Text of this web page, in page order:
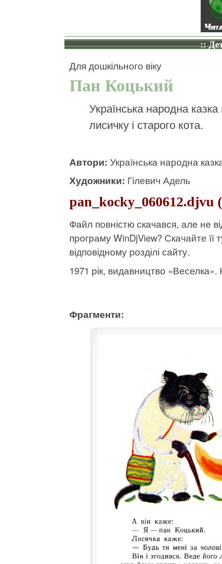
::
Для дошкільного віку
Пан Коцький
Українська народна
лисичку і старого кота.
Автори: Українська народна
Художники: Гілевич Адель
Файл повністю скачався, але не
програму WinDjView? Скачайте її
відповідному розділі сайту.
1971 рік, видавництво «Веселка».
Фрагменти: